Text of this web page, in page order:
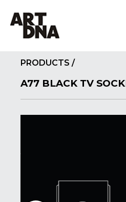
PRODUCTS /
A77 BLACK TV